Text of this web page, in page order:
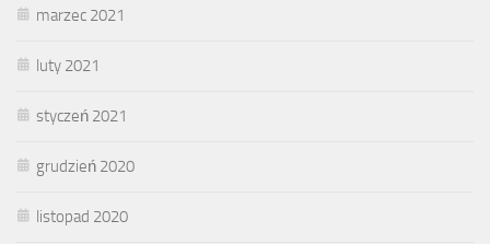
marzec 2021
luty 2021
styczeń 2021
grudzień 2020
listopad 2020